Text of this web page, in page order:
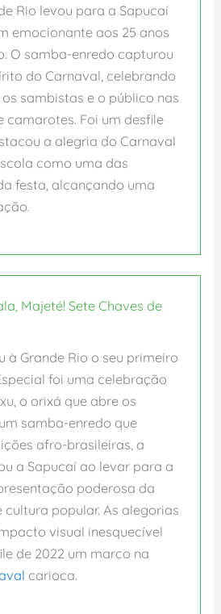
Rio levou para a Sapucaí
emocionante aos 25 anos
O samba-enredo capturou
do Carnaval, celebrando
sambistas e o público nas
camarotes. Foi um desfile
a alegria do Carnaval
como uma das
festa, alcançando uma
Majeté! Sete Chaves de
à Grande Rio o seu primeiro
foi uma celebração
o orixá que abre os
samba-enredo que
afro-brasileiras, a
a Sapucaí ao levar para a
poderosa da
popular. As alegorias
visual inesquecível
de 2022 um marco na
carioca.